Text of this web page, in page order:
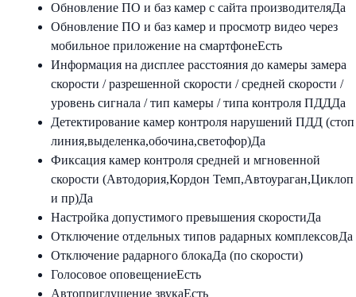
Обновление ПО и баз камер с сайта производителяДа
Обновление ПО и баз камер и просмотр видео через
мобильное приложение на смартфонеЕсть
Информация на дисплее расстояния до камеры замера
скорости / разрешенной скорости / средней скорости /
уровень сигнала / тип камеры / типа контроля ПДДДа
Детектирование камер контроля нарушений ПДД (стоп
линия,выделенка,обочина,светофор)Да
Фиксация камер контроля средней и мгновенной
скорости (Автодория,Кордон Темп,Автоураган,Циклоп
и пр)Да
Настройка допустимого превышения скоростиДа
Отключение отдельных типов радарных комплексовДа
Отключение радарного блокаДа (по скорости)
Голосовое оповещениеЕсть
Автоприглушение звукаЕсть